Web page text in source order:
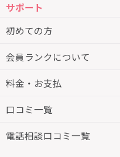
サポート
初めての方
会員ランクについて
料金・お支払
口コミ一覧
電話相談口コミ一覧